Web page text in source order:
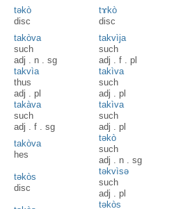
təkò
disc
tɤkò
disc
takòva
such
adj . n .sg
takvìja
such
adj .f .pl
takvìa
thus
adj .pl
takìva
such
adj .pl
takàva
such
adj .f .sg
takìva
such
adj .pl
takòva
hes
təkò
such
adj . n .sg
təkòs
disc
təkvìsə
such
adj .pl
təkòs